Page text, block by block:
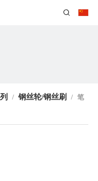
/ 钢丝轮/钢丝刷 / 笔